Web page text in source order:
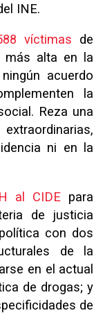
INE.
víctimas de
más alta en la
acuerdo
la
Reza una
ni en la
al CIDE para
de justicia
con dos
de la
en el actual
de drogas; y
de